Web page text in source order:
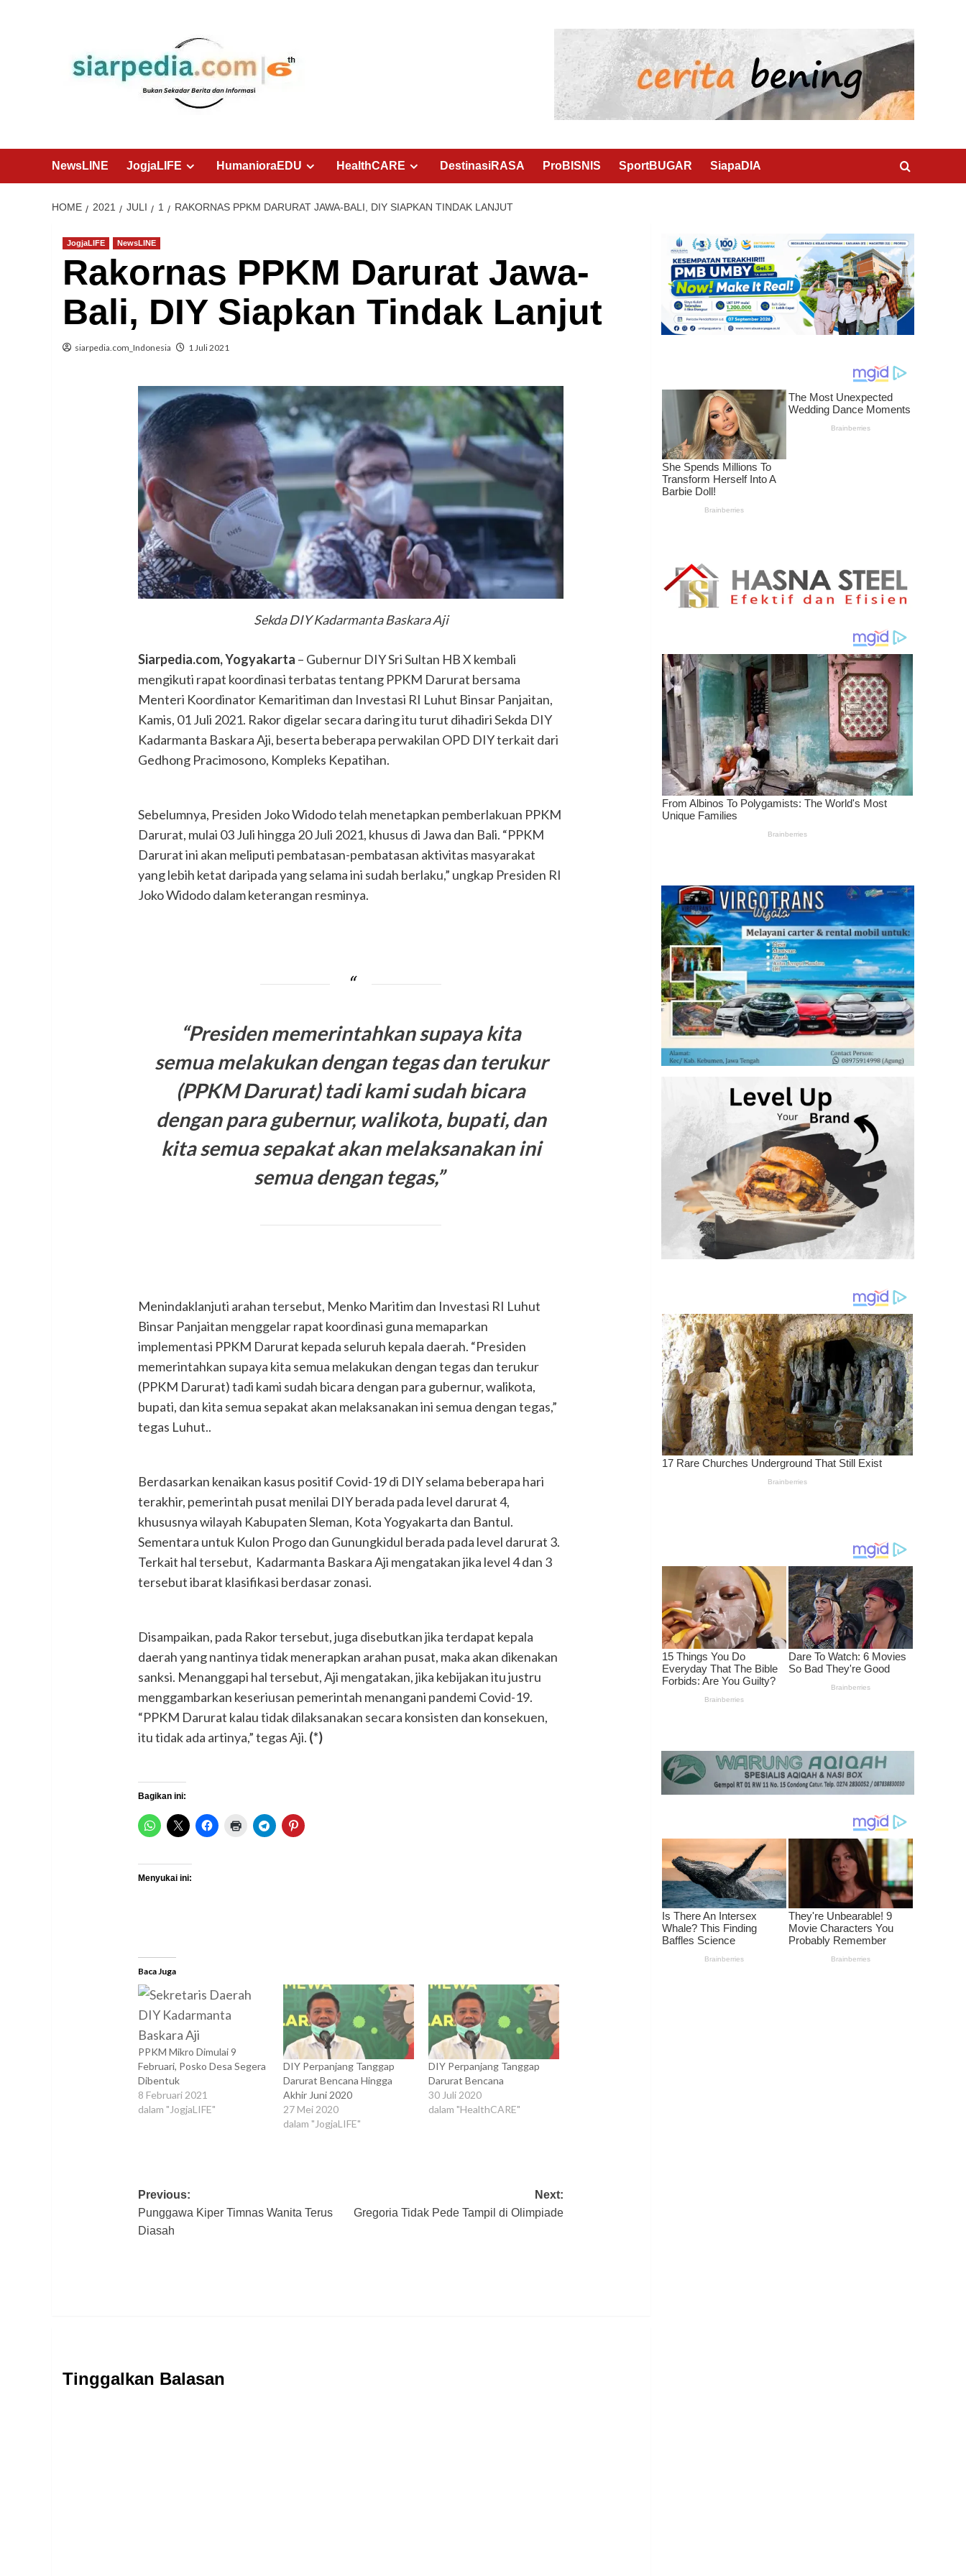
NewsLINE JogjaLIFE HumanioraEDU HealthCARE DestinasiRASA ProBISNIS SportBUGAR SiapaDIA
HOME 2021 JULI 1 RAKORNAS PPKM DARURAT JAWA-BALI, DIY SIAPKAN TINDAK LANJUT
JogjaLIFE NewsLINE
Rakornas PPKM Darurat Jawa-
Bali, DIY Siapkan Tindak Lanjut
siarpedia.com_Indonesia 1 Juli 2021
Sekda DIY Kadarmanta Baskara Aji
Siarpedia.com, Yogyakarta – Gubernur DIY Sri Sultan HB X kembali
mengikuti rapat koordinasi terbatas tentang PPKM Darurat bersama
Menteri Koordinator Kemaritiman dan Investasi RI Luhut Binsar Panjaitan,
Kamis, 01 Juli 2021. Rakor digelar secara daring itu turut dihadiri Sekda DIY
Kadarmanta Baskara Aji, beserta beberapa perwakilan OPD DIY terkait dari
Gedhong Pracimosono, Kompleks Kepatihan.
Sebelumnya, Presiden Joko Widodo telah menetapkan pemberlakuan PPKM
Darurat, mulai 03 Juli hingga 20 Juli 2021, khusus di Jawa dan Bali. “PPKM
Darurat ini akan meliputi pembatasan-pembatasan aktivitas masyarakat
yang lebih ketat daripada yang selama ini sudah berlaku,” ungkap Presiden RI
Joko Widodo dalam keterangan resminya.
“Presiden memerintahkan supaya kita
semua melakukan dengan tegas dan terukur
(PPKM Darurat) tadi kami sudah bicara
dengan para gubernur, walikota, bupati, dan
kita semua sepakat akan melaksanakan ini
semua dengan tegas,”
Menindaklanjuti arahan tersebut, Menko Maritim dan Investasi RI Luhut
Binsar Panjaitan menggelar rapat koordinasi guna memaparkan
implementasi PPKM Darurat kepada seluruh kepala daerah. “Presiden
memerintahkan supaya kita semua melakukan dengan tegas dan terukur
(PPKM Darurat) tadi kami sudah bicara dengan para gubernur, walikota,
bupati, dan kita semua sepakat akan melaksanakan ini semua dengan tegas,”
tegas Luhut..
Berdasarkan kenaikan kasus positif Covid-19 di DIY selama beberapa hari
terakhir, pemerintah pusat menilai DIY berada pada level darurat 4,
khususnya wilayah Kabupaten Sleman, Kota Yogyakarta dan Bantul.
Sementara untuk Kulon Progo dan Gunungkidul berada pada level darurat 3.
Terkait hal tersebut, Kadarmanta Baskara Aji mengatakan jika level 4 dan 3
tersebut ibarat klasifikasi berdasar zonasi.
Disampaikan, pada Rakor tersebut, juga disebutkan jika terdapat kepala
daerah yang nantinya tidak menerapkan arahan pusat, maka akan dikenakan
sanksi. Menanggapi hal tersebut, Aji mengatakan, jika kebijakan itu justru
menggambarkan keseriusan pemerintah menangani pandemi Covid-19.
“PPKM Darurat kalau tidak dilaksanakan secara konsisten dan konsekuen,
itu tidak ada artinya,” tegas Aji. (*)
Bagikan ini:
Menyukai ini:
Baca Juga
PPKM Mikro Dimulai 9
Februari, Posko Desa Segera
Dibentuk
8 Februari 2021
dalam "JogjaLIFE"
DIY Perpanjang Tanggap
Darurat Bencana Hingga
Akhir Juni 2020
27 Mei 2020
dalam "JogjaLIFE"
DIY Perpanjang Tanggap
Darurat Bencana
30 Juli 2020
dalam "HealthCARE"
Post
navigation
Previous:
Punggawa Kiper Timnas Wanita Terus
Diasah
Next:
Gregoria Tidak Pede Tampil di Olimpiade
Tinggalkan Balasan